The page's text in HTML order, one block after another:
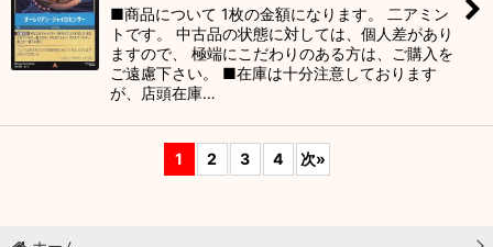
■商品について 1枚の金額になります。 二アミン
トです。 中古品の状態に対しては、個人差があり
ますので、 極端にこだわりのある方は、ご購入を
ご遠慮下さい。 ■在庫は十分注意しております
が、店頭在庫…
1 2 3 4 次»